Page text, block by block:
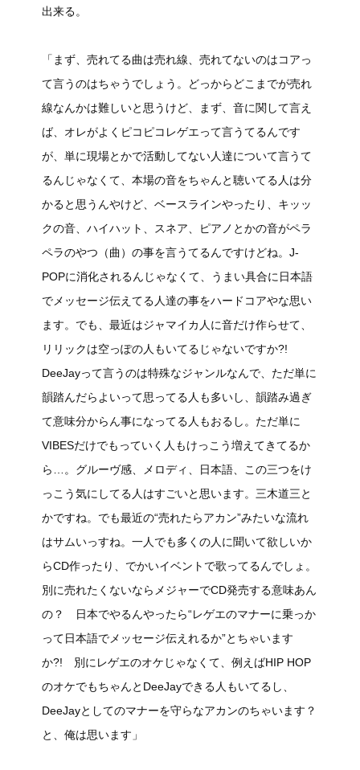
出来る。
「まず、売れてる曲は売れ線、売れてないのはコアっ
て言うのはちゃうでしょう。どっからどこまでが売れ
線なんかは難しいと思うけど、まず、音に関して言え
ば、オレがよくピコピコレゲエって言うてるんです
が、単に現場とかで活動してない人達について言うて
るんじゃなくて、本場の音をちゃんと聴いてる人は分
かると思うんやけど、ベースラインやったり、キッッ
クの音、ハイハット、スネア、ピアノとかの音がペラ
ペラのやつ（曲）の事を言うてるんですけどね。J-
POPに消化されるんじゃなくて、うまい具合に日本語
でメッセージ伝えてる人達の事をハードコアやな思い
ます。でも、最近はジャマイカ人に音だけ作らせて、
リリックは空っぽの人もいてるじゃないですか?!
DeeJayって言うのは特殊なジャンルなんで、ただ単に
韻踏んだらよいって思ってる人も多いし、韻踏み過ぎ
て意味分からん事になってる人もおるし。ただ単に
VIBESだけでもっていく人もけっこう増えてきてるか
ら…。グルーヴ感、メロディ、日本語、この三つをけ
っこう気にしてる人はすごいと思います。三木道三と
かですね。でも最近の“売れたらアカン”みたいな流れ
はサムいっすね。一人でも多くの人に聞いて欲しいか
らCD作ったり、でかいイベントで歌ってるんでしょ。
別に売れたくないならメジャーでCD発売する意味あん
の？ 日本でやるんやったら“レゲエのマナーに乗っか
って日本語でメッセージ伝えれるか”とちゃいます
か?! 別にレゲエのオケじゃなくて、例えばHIP HOP
のオケでもちゃんとDeeJayできる人もいてるし、
DeeJayとしてのマナーを守らなアカンのちゃいます？
と、俺は思います」